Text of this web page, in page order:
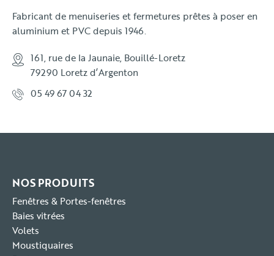
Fabricant de menuiseries et fermetures prêtes à poser en
aluminium et PVC depuis 1946.
161, rue de la Jaunaie, Bouillé-Loretz
79290 Loretz d’Argenton
05 49 67 04 32
NOS PRODUITS
Fenêtres & Portes-fenêtres
Baies vitrées
Volets
Moustiquaires